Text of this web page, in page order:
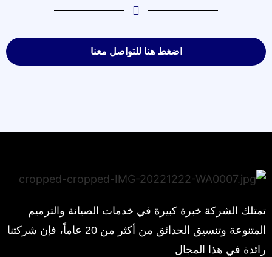
اضغط هنا للتواصل معنا
تمتلك الشركة خبرة كبيرة في خدمات الصيانة والترميم
المتنوعة وتنسيق الحدائق من أكثر من 20 عاماً، فإن شركتنا
رائدة في هذا المجال